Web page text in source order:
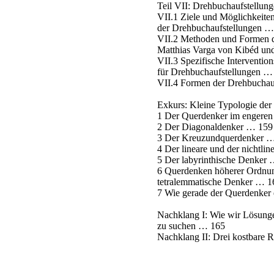
Teil VII:
VII.1 Ziele und
der Drehbuchaufstellungen
VII.2 Methoden und Formen
Matthias Varga von Kibéd
VII.3 Spezifische
für Drehbuchaufstellungen
VII.4 Formen der
Exkurs: Kleine Typologie
1 Der Querdenker im
2 Der Diagonaldenker … 159
3 Der Kreuzundquerdenker
4 Der lineare und der
5 Der labyrinthische Denker
6 Querdenken höherer
tetralemmatische Denker …
7 Wie gerade der
Nachklang I: Wie wir
zu suchen … 165
Nachklang II: Drei kostbare